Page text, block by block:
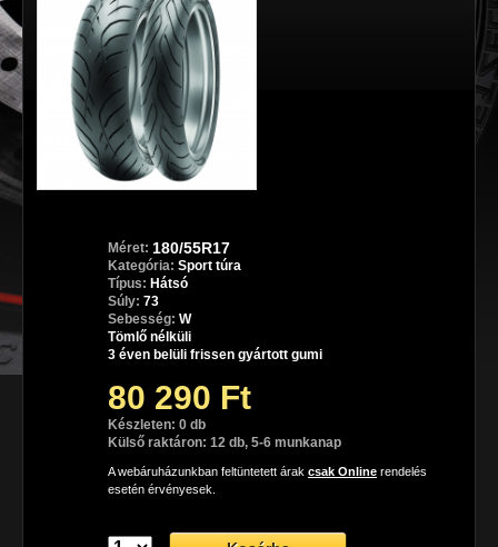
Méret: 180/55R17
Kategória: Sport túra
Típus: Hátsó
Súly: 73
Sebesség: W
Tömlő nélküli
3 éven belüli frissen gyártott gumi
80 290 Ft
Készleten: 0 db
Külső raktáron: 12 db, 5-6 munkanap
A webáruházunkban feltüntetett árak csak Online rendelés
esetén érvényesek.